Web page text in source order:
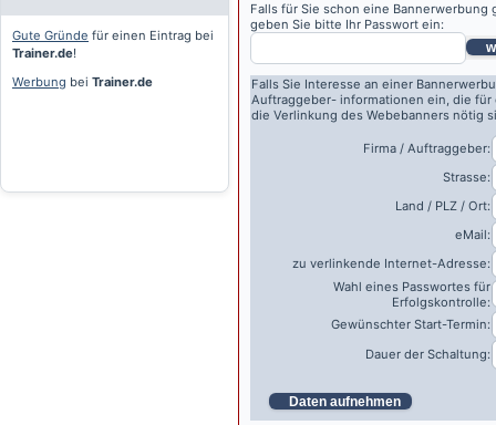
Gute Gründe für einen Eintrag bei
Trainer.de!
Werbung bei Trainer.de
Falls für Sie schon eine Bannerwerbung
geben Sie bitte Ihr Passwort ein:
Falls Sie Interesse an einer
Auftraggeber- informationen ein, die
die Verlinkung des Webebanners nötig
Firma / Auftraggeber:
Strasse:
Land / PLZ / Ort:
eMail:
zu verlinkende Internet-Adresse:
Wahl eines Passwortes für
Erfolgskontrolle:
Gewünschter Start-Termin:
Dauer der Schaltung:
Daten aufnehmen